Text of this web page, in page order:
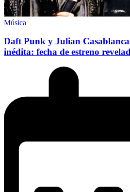
Música
Daft Punk y Julian
inédita: fecha de estreno